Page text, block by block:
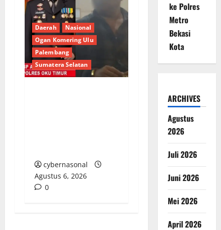
Daerah
Nasional
Ogan Komering Ulu
Palembang
Sumatera Selatan
cybernasonal
Agustus 6, 2026
0
ke Polres
Metro
Bekasi
Kota
ARCHIVES
Agustus
2026
Juli 2026
Juni 2026
Mei 2026
April 2026